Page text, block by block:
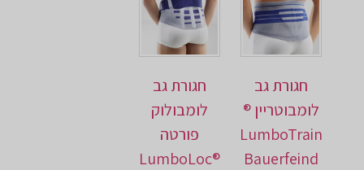
חגורת גב
לומבוטריין ®
LumboTrain
Bauerfeind
חגורת גב
לומבולוק
פורטה
LumboLoc®